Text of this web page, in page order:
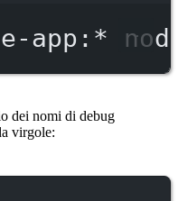
app: *
dei nomi di debug
virgole: